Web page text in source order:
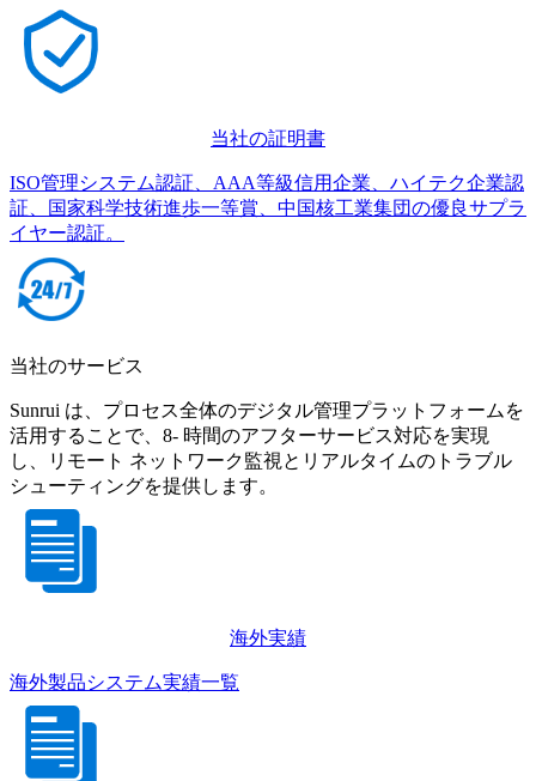
当社の証明書
ISO管理システム認証、AAA等級信用企業、ハイテク企業認
証、国家科学技術進歩一等賞、中国核工業集団の優良サプラ
イヤー認証。
当社のサービス
Sunrui は、プロセス全体のデジタル管理プラットフォームを
活用することで、8- 時間のアフターサービス対応を実現
し、リモート ネットワーク監視とリアルタイムのトラブル
シューティングを提供します。
海外実績
海外製品システム実績一覧